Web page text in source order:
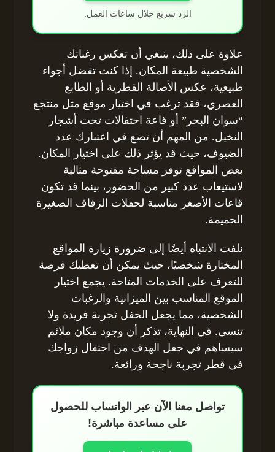
الرد سريع خلال ساعات العمل.
علاوة على ذلك، ينبغي أن تعكس رغباتك
الشخصية طبيعة المكان. إذا كنت تفضل أجواء
طبيعية، عكس الأصالة القطرية أو الطابع
العصري، فقد ترغب في اختيار موقع مثل منتجع
“سوان البحر” أو قاعة احتفالات تحت أشجار
النخيل. من المهم أن تضع في اعتبارك عدد
الضيوف، حيث قد يؤثر ذلك على اختيار المكان.
بعض المواقع توفر مساحة مفتوحة مثالية
لاستيعاب عدد كبير من الحضور، بينما قد تكون
قاعات الأصغر مناسبة لحفلات الزفاف الصغيرة
الحميمة.
نلفت الانتباه أيضًا إلى ضرورة زيارة المواقع
المختارة شخصيًا، حيث يمكن أن تعطيك فرصة
للتعرف على الخدمات المتاحة. يجمع اختيار
الموقع المناسب بين الميزانية والرغبات
الشخصية، مما يجعل الحفل تجربة فريدة ولا
تنسى. في النهاية، تذكر أن وجود مكان ملائم
سيساهم في جعل الهدف من احتفال زواجك
في قطر تجربة ناجحة ورائعة.
تواصل معنا الآن عبر الواتساب للحصول
على مساعدة مباشرة!